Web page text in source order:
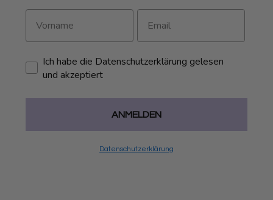
Ich habe die Datenschutzerklärung gelesen
und akzeptiert
ANMELDEN
Datenschutzerklärung